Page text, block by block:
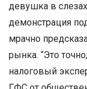
девушка в
демонстрация
мрачно
рынка. “Это
налоговый